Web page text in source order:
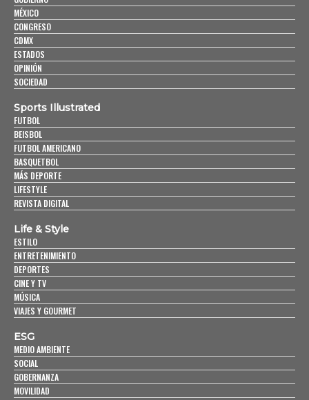
MÉXICO
CONGRESO
CDMX
ESTADOS
OPINIÓN
SOCIEDAD
Sports Illustrated
FUTBOL
BEISBOL
FUTBOL AMERICANO
BASQUETBOL
MÁS DEPORTE
LIFESTYLE
REVISTA DIGITAL
Life & Style
ESTILO
ENTRETENIMIENTO
DEPORTES
CINE Y TV
MÚSICA
VIAJES Y GOURMET
ESG
MEDIO AMBIENTE
SOCIAL
GOBERNANZA
MOVILIDAD